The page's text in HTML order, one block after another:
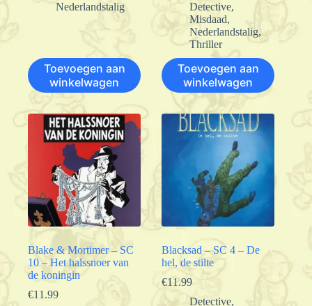
Nederlandstalig
Toevoegen aan
winkelwagen
Detective,
Misdaad,
Nederlandstalig,
Thriller
Toevoegen aan
winkelwagen
Blake & Mortimer – SC
10 – Het halssnoer van
de koningin
€11.99
Blacksad – SC 4 – De
hel, de stilte
€11.99
Detective,